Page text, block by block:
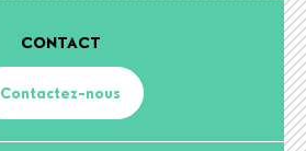
CONTACT
Contactez-nous